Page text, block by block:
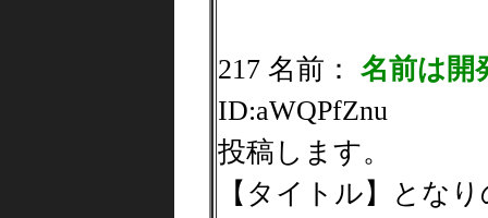
217 名前： 名前は開
ID:aWQPfZnu
投稿します。
【タイトル】とな